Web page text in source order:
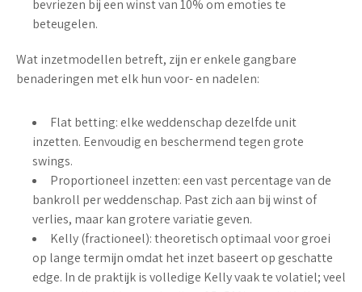
bevriezen bij een winst van 10% om emoties te
beteugelen.
Wat inzetmodellen betreft, zijn er enkele gangbare
benaderingen met elk hun voor- en nadelen:
Flat betting: elke weddenschap dezelfde unit
inzetten. Eenvoudig en beschermend tegen grote
swings.
Proportioneel inzetten: een vast percentage van de
bankroll per weddenschap. Past zich aan bij winst of
verlies, maar kan grotere variatie geven.
Kelly (fractioneel):theoretisch optimaal voor groei
op lange termijn omdat het inzet baseert op geschatte
edge. In de praktijk is volledige Kelly vaak te volatiel; veel